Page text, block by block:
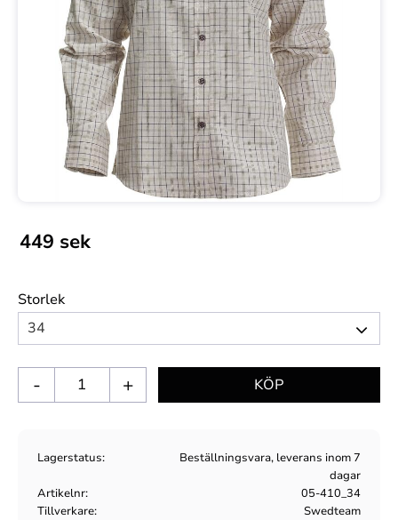
449 sek
Storlek
+
-
Lagerstatus
Beställningsvara, leverans inom 7
dagar
Artikelnr
05-410_34
Tillverkare
Swedteam